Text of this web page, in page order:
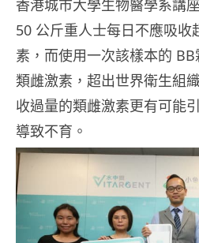
香港城市大學生物醫學系講
50 公斤重人士每日不應吸收
素，而使用一次該樣本的
類雌激素，超出世界衛生組
收過量的類雌激素更有可能
導致不育。